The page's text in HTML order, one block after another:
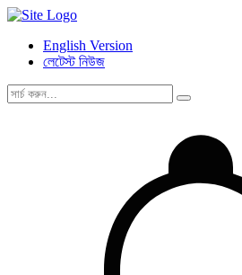
English Version
লেটেস্ট নিউজ